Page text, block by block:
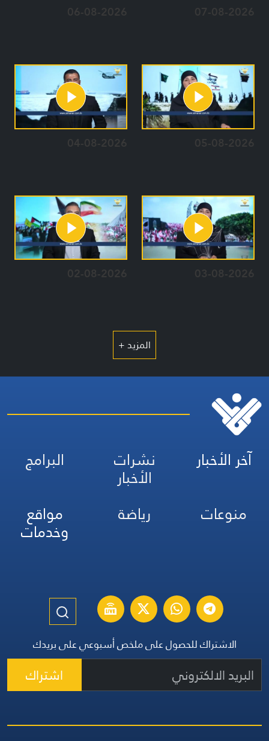
07-08-2026
06-08-2026
05-08-2026
04-08-2026
03-08-2026
02-08-2026
المزيد +
آخر الأخبار نشرات
الأخبار
البرامج
منوعات
رياضة مواقع
وخدمات
الاشتراك للحصول على ملخص أسبوعي على بريدك
اشتراك